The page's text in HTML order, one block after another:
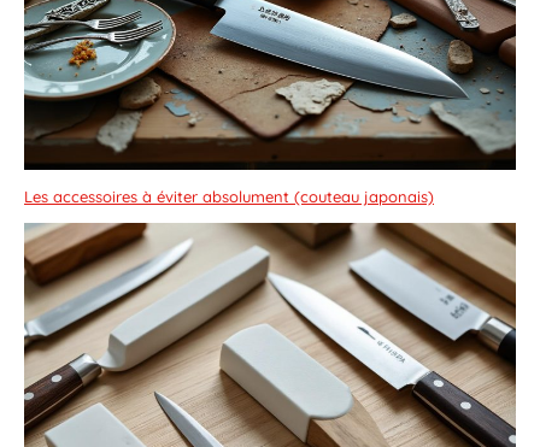
Les accessoires à éviter absolument (couteau japonais)